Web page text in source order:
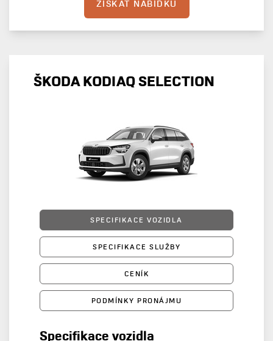
ZÍSKAT NABÍDKU
ŠKODA KODIAQ SELECTION
SPECIFIKACE VOZIDLA
SPECIFIKACE SLUŽBY
CENÍK
PODMÍNKY PRONÁJMU
Specifikace vozidla